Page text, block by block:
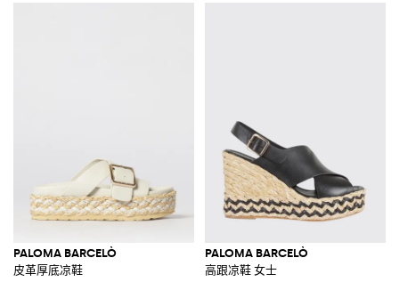
PALOMA BARCELÒ
皮革厚底凉鞋
PALOMA BARCELÒ
高跟凉鞋 女士